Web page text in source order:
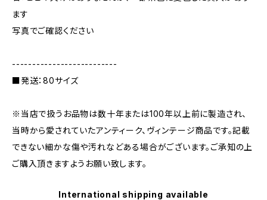
ます
写真でご確認ください
--------------------------
■発送：80サイズ
※当店で扱うお品物は数十年または100年以上前に製造され、
当時から愛されていたアンティーク、ヴィンテージ商品です。記載
できない細かな傷や汚れなどある場合がございます。ご承知の上
ご購入頂きますようお願い致します。
International shipping available